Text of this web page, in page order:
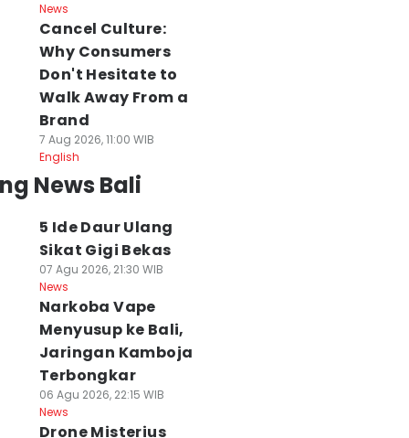
News
Cancel Culture:
Why Consumers
Don't Hesitate to
Walk Away From a
Brand
7 Aug 2026, 11:00 WIB
English
News Bali
5 Ide Daur Ulang
Sikat Gigi Bekas
07 Agu 2026, 21:30 WIB
News
Narkoba Vape
Menyusup ke Bali,
Jaringan Kamboja
Terbongkar
06 Agu 2026, 22:15 WIB
News
Drone Misterius